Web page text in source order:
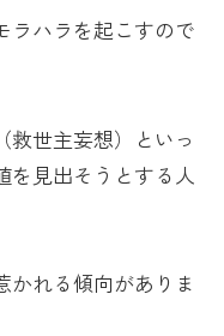
ラハラを起こすので
救世主妄想）といっ
を見出そうとする人
かれる傾向がありま